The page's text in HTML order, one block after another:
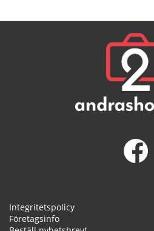
Integritetspolicy
Företagsinfo